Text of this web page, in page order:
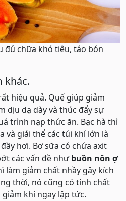
đủ chữa khó tiêu, táo bón
khác.
hiệu quả. Quế giúp giảm
dịu dạ dày và thúc đẩy sự
trình nạp thức ăn. Bạc hà thì
và giải thể các túi khí lớn là
hơi. Bơ sữa có chứa axit
các vấn đề nhưbuồn nôn ợ
làm giảm chất nhầy gây kích
thời, nó cũng có tính chất
khí ngay lập tức.